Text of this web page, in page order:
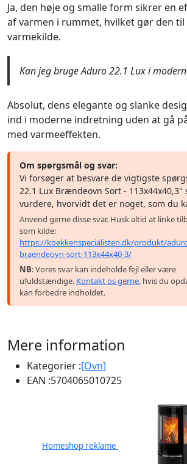
Ja, den høje og smalle form sikrer en
af varmen i rummet, hvilket gør den til
varmekilde.
Kan jeg bruge Aduro 22.1 Lux i
Absolut, dens elegante og slanke
ind i moderne indretning uden at gå
med varmeeffekten.
Om spørgsmål og svar:
Vi forsøger at besvare de vigtigste
22.1 Lux Brændeovn Sort - 113x44x40,3"
vurdere, hvorvidt det er noget, som du
Anvend gerne disse svar. Husk altid at linke
som kilde:
https://koekkenspecialisten.dk/produkt/
braendeovn-sort-113x44x40-3/
NB: Vores svar kan indeholde fejl eller være
ufuldstændige. Kontakt os gerne, hvis du
kan forbedre indholdet.
Mere information
Kategorier :[Ovn]
EAN :5704065010725
Homeshop reklame